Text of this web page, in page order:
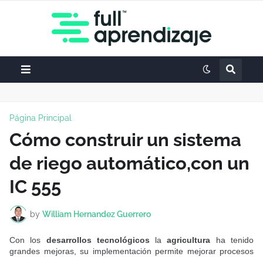
Página Principal
Cómo construir un sistema
de riego automático,con un
IC 555
by William Hernandez Guerrero
Con los desarrollos tecnológicos laagricultura ha tenido
grandes mejoras, su implementación permite mejorar procesos